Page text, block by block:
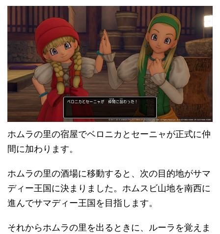
ホムラの里の宿屋でベロニカとセーニャが正式に仲
間に加わります。
ホムラの里の酒場に移動すると、次の目的地がサマ
ディー王国に決まりました。ホムスビ山地を南西に
進んでサマディー王国を目指します。
それからホムラの里を出るときに、ルーラを覚えま